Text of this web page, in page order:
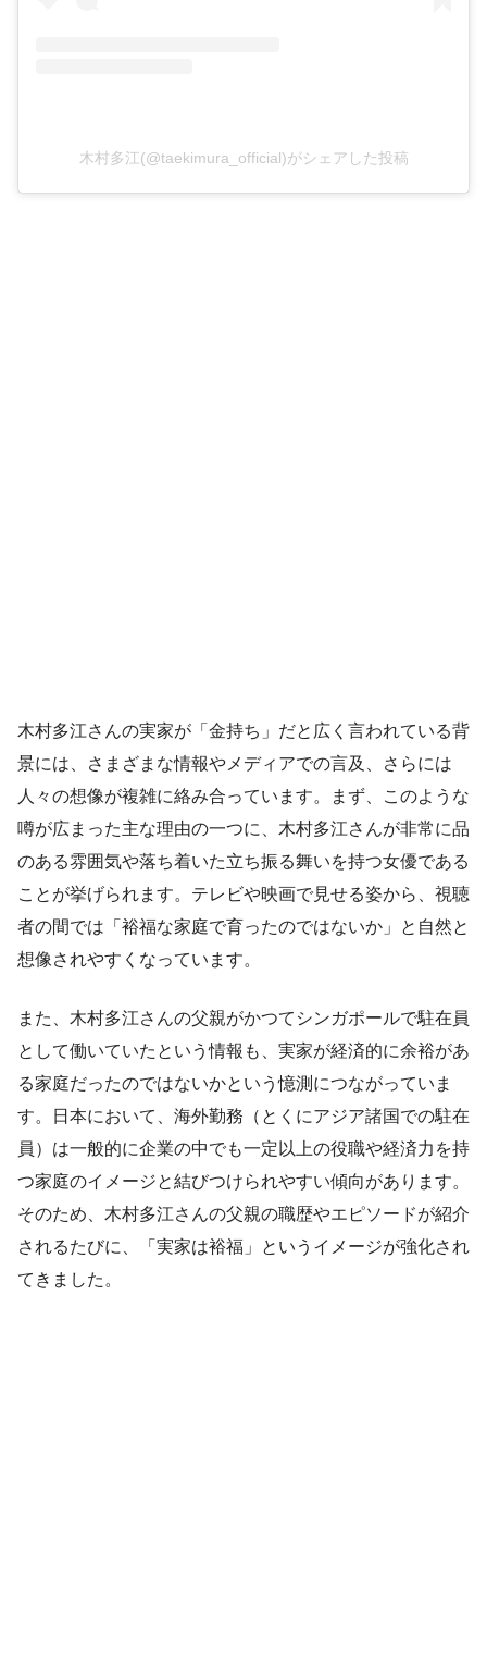
木村多江(@taekimura_official)がシェアした投稿
木村多江さんの実家が「金持ち」だと広く言われている背
景には、さまざまな情報やメディアでの言及、さらには
人々の想像が複雑に絡み合っています。まず、このような
噂が広まった主な理由の一つに、木村多江さんが非常に品
のある雰囲気や落ち着いた立ち振る舞いを持つ女優である
ことが挙げられます。テレビや映画で見せる姿から、視聴
者の間では「裕福な家庭で育ったのではないか」と自然と
想像されやすくなっています。
また、木村多江さんの父親がかつてシンガポールで駐在員
として働いていたという情報も、実家が経済的に余裕があ
る家庭だったのではないかという憶測につながっていま
す。日本において、海外勤務（とくにアジア諸国での駐在
員）は一般的に企業の中でも一定以上の役職や経済力を持
つ家庭のイメージと結びつけられやすい傾向があります。
そのため、木村多江さんの父親の職歴やエピソードが紹介
されるたびに、「実家は裕福」というイメージが強化され
てきました。